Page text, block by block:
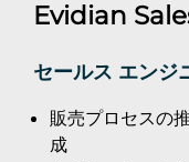
Evidian
セールス エンジ
販売プロセスの
成